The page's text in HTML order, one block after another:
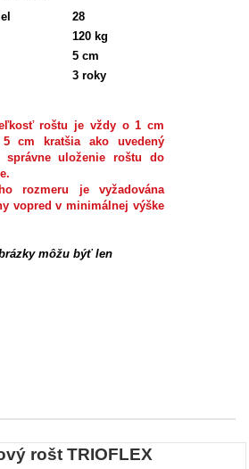
28
120 kg
5 cm
3 roky
roštu je vždy o 1 cm
cm kratšia ako uvedený
správne uloženie roštu do
rozmeru je vyžadována
vopred v minimálnej výške
môžu býť len
rošt TRIOFLEX